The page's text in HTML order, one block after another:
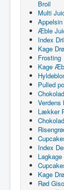
Broil
Multi
Æble
Index
Kage
Frosting
Kage
Pulled
Verdens
Lækker
Index
Kage
Rød